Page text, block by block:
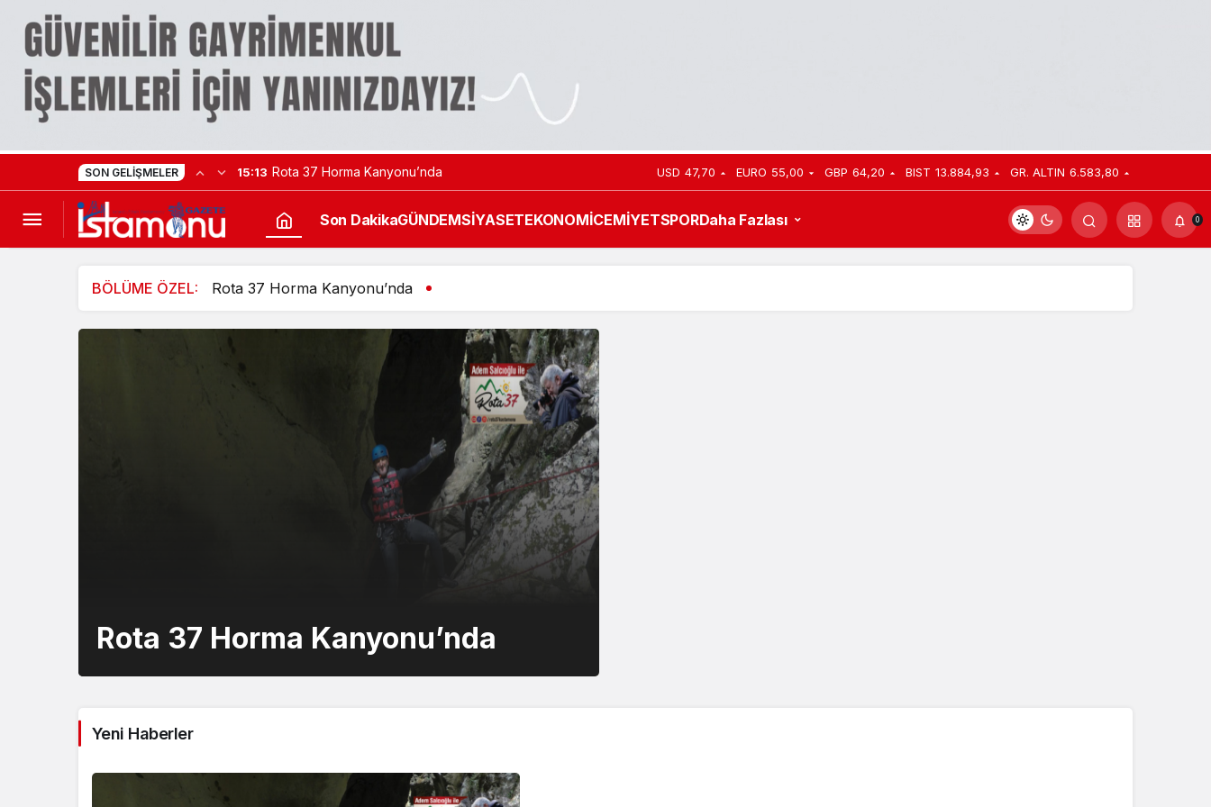
SON GELIŞMELER 15:13 Rota 37 Horma Kanyonu’nda USD 47,70 EURO 55,00 GBP 64,20 BIST 13.884,93 GR. ALTIN 6.583,80
Son DakikaGÜNDEMSİYASETEKONOMİCEMİYETSPORDaha Fazlası 0
BÖLÜME ÖZEL: Rota 37 Horma Kanyonu’nda
Rota 37 Horma Kanyonu’nda
Yeni Haberler